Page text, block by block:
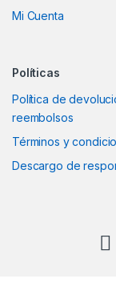
Mi Cuenta
Políticas
Política de
reembolsos
Términos y
Descargo de